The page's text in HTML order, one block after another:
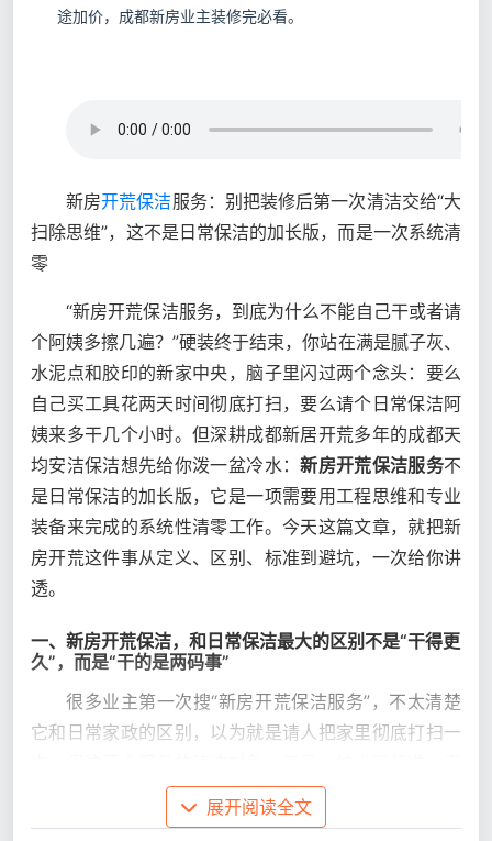
途加价，成都新房业主装修完必看。
新房开荒保洁服务：别把装修后第一次清洁交给“大
扫除思维”，这不是日常保洁的加长版，而是一次系统清
零
“新房开荒保洁服务，到底为什么不能自己干或者请
个阿姨多擦几遍？”硬装终于结束，你站在满是腻子灰、
水泥点和胶印的新家中央，脑子里闪过两个念头：要么
自己买工具花两天时间彻底打扫，要么请个日常保洁阿
姨来多干几个小时。但深耕成都新居开荒多年的成都天
均安洁保洁想先给你泼一盆冷水：新房开荒保洁服务不
是日常保洁的加长版，它是一项需要用工程思维和专业
装备来完成的系统性清零工作。今天这篇文章，就把新
房开荒这件事从定义、区别、标准到避坑，一次给你讲
透。
一、新房开荒保洁，和日常保洁最大的区别不是“干得更
久”，而是“干的是两码事”
很多业主第一次搜“新房开荒保洁服务”，不太清楚
它和日常家政的区别，以为就是请人把家里彻底打扫一
全不在一个维度上。
展开阅读全文